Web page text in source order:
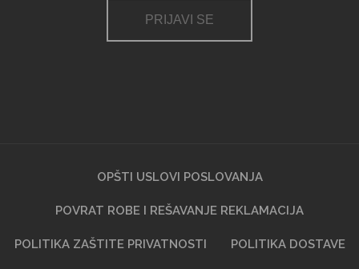
PRIJAVI SE
OPŠTI USLOVI POSLOVANJA
POVRAT ROBE I REŠAVANJE REKLAMACIJA
POLITIKA ZAŠTITE PRIVATNOSTI POLITIKA DOSTAVE